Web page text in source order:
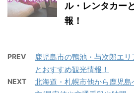
ル・レンタカー
報！
PREV
鹿児島市の鴨池・与次郎エ
とおすすめ観光情報！
NEXT
北海道・札幌市他から鹿児